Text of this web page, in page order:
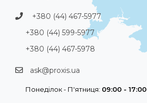
+380 (44) 467-5977
+380 (44) 599-5977
+380 (44) 467-5978
ask@proxis.ua
Понеділок - П'ятниця: 09:00 - 17:00